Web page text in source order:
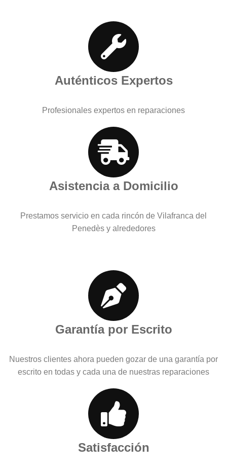
Auténticos Expertos
Profesionales expertos en reparaciones
Asistencia a Domicilio
Prestamos servicio en cada rincón de Vilafranca del
Penedès y alrededores
Garantía por Escrito
Nuestros clientes ahora pueden gozar de una garantía por
escrito en todas y cada una de nuestras reparaciones
Satisfacción